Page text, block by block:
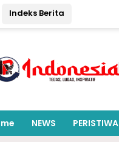
Indeks Berita
NEWS PERISTIWA